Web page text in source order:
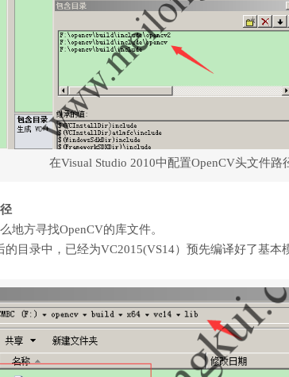
在Visual Studio 2010中配置OpenCV头文件路
地方寻找OpenCV的库文件。
目录中，已经为VC2015(VS14）预先编译好了基本